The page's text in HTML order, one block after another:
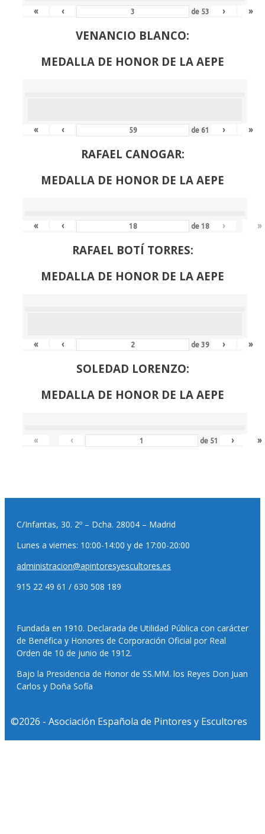
« ‹ de 53 › »
VENANCIO BLANCO:
MEDALLA DE HONOR DE LA AEPE
« ‹ de 61 › »
RAFAEL CANOGAR:
MEDALLA DE HONOR DE LA AEPE
« ‹ de18 › »
RAFAEL BOTÍ TORRES:
MEDALLA DE HONOR DE LA AEPE
« ‹ de39 › »
SOLEDAD LORENZO:
MEDALLA DE HONOR DE LA AEPE
« ‹ de 51 › »
C/Infantas, 30. 2º – Dcha. 28004 – Madrid
Lunes a viernes: 10:00-14:00 y de 17:00-20:00
administracion@apintoresyescultores.es
915 22 49 61 / 630 508 189
Fundada en 1910. Declarada de Utilidad Pública con carácter
de Benéfica y Honores de Corporación Oficial por Real
Orden de 10 de junio de 1912.
Bajo la Presidencia de Honor de SS.MM. los Reyes Don Juan
Carlos y Doña Sofía
©2026 - Asociación Española de Pintores y Escultores